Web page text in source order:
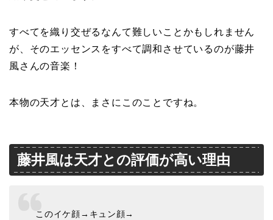
すべてを織り交ぜるなんて難しいことかもしれません
が、そのエッセンスをすべて調和させているのが藤井
風さんの音楽！
本物の天才とは、まさにこのことですね。
藤井風は天才との評価が高い理由
このイケ顔→キュン顔→